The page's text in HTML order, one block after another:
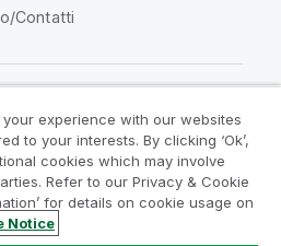
Contatti
prodotto
Legali
experience with our websites
to your interests. By clicking ‘Ok’,
cookies which may involve
Refer to our Privacy & Cookie
for details on cookie usage on
Notice